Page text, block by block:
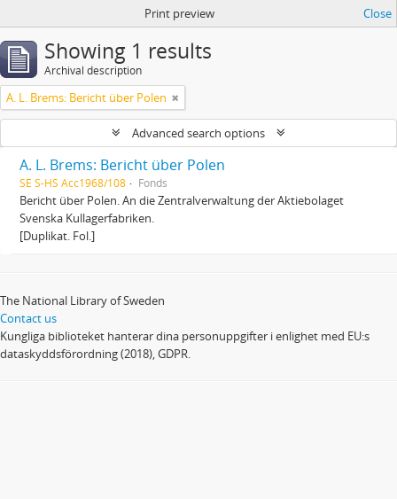
Print preview Close
Showing 1 results
Archival description
A. L. Brems: Bericht über Polen
Advanced search options
A. L. Brems: Bericht über Polen
SE S-HS Acc1968/108 Fonds
Bericht über Polen. An die Zentralverwaltung der Aktiebolaget
Svenska Kullagerfabriken.
[Duplikat. Fol.]
The National Library of Sweden
Contact us
Kungliga biblioteket hanterar dina personuppgifter i enlighet med EU:s
dataskyddsförordning (2018), GDPR.